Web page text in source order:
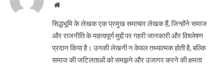
Website
सिद्धभूमि के लेखक एक प्रमुख समाचार लेखक हैं, जिन्होंने समाज
और राजनीति के महत्वपूर्ण मुद्दों पर गहरी जानकारी और विश्लेषण
प्रदान किया है। उनकी लेखनी न केवल तथ्यात्मक होती है, बल्कि
समाज की जटिलताओं को समझने और उजागर करने की क्षमता